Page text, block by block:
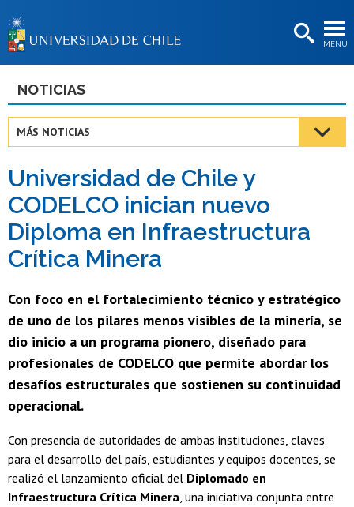
MENÚ
BIBLIOTECAS
Estudiantes
Académicas/os
Funcionarias/os
Egresadas/os
NOTICIAS
MÁS NOTICIAS
Universidad de Chile y
CODELCO inician nuevo
Diploma en Infraestructura
Crítica Minera
Con foco en el fortalecimiento técnico y estratégico
de uno de los pilares menos visibles de la minería, se
dio inicio a un programa pionero, diseñado para
profesionales de CODELCO que permite abordar los
desafíos estructurales que sostienen su continuidad
operacional.
Con presencia de autoridades de ambas instituciones, claves
para el desarrollo del país, estudiantes y equipos docentes, se
realizó el lanzamiento oficial del Diplomado en
Infraestructura Crítica Minera, una iniciativa conjunta entre